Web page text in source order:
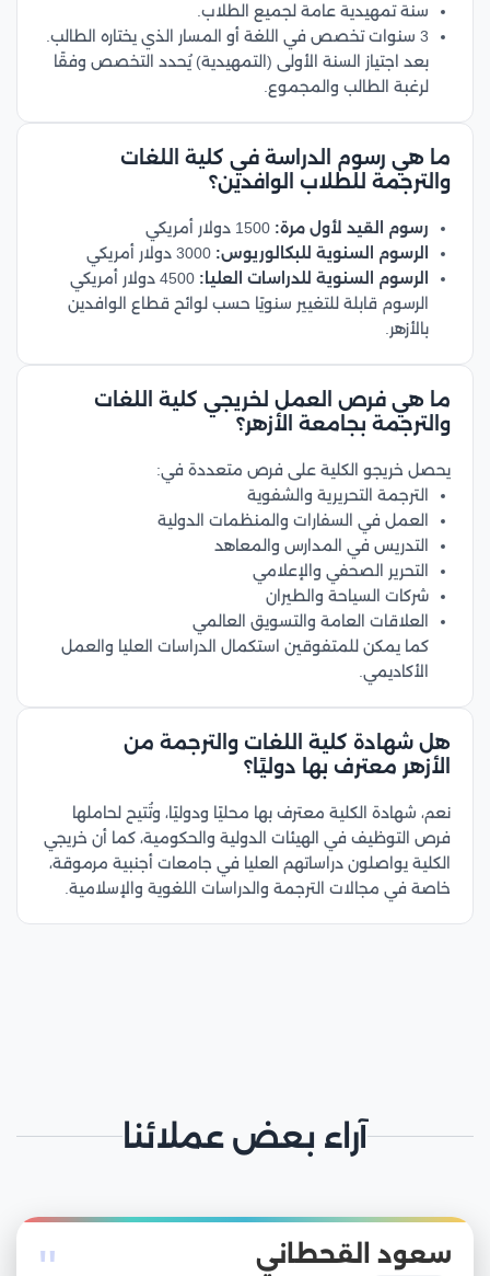
سنة تمهيدية عامة لجميع الطلاب.
3 سنوات تخصص في اللغة أو المسار الذي يختاره الطالب.
بعد اجتياز السنة الأولى (التمهيدية) يُحدد التخصص وفقًا
لرغبة الطالب والمجموع.
ما هي رسوم الدراسة في كلية اللغات
والترجمة للطلاب الوافدين؟
رسوم القيد لأول مرة:
الرسوم السنوية للبكالوريوس:
الرسوم السنوية للدراسات العليا:
الرسوم قابلة للتغيير سنويًا حسب لوائح قطاع الوافدين
بالأزهر.
ما هي فرص العمل لخريجي كلية اللغات
والترجمة بجامعة الأزهر؟
يحصل خريجو الكلية على فرص متعددة في:
الترجمة التحريرية والشفوية
العمل في السفارات والمنظمات الدولية
التدريس في المدارس والمعاهد
التحرير الصحفي والإعلامي
شركات السياحة والطيران
العلاقات العامة والتسويق العالمي
كما يمكن للمتفوقين استكمال الدراسات العليا والعمل
الأكاديمي.
هل شهادة كلية اللغات والترجمة من
الأزهر معترف بها دوليًا؟
نعم، شهادة الكلية معترف بها محليًا ودوليًا، وتُتيح لحاملها
فرص التوظيف في الهيئات الدولية والحكومية، كما أن خريجي
الكلية يواصلون دراساتهم العليا في جامعات أجنبية مرموقة،
خاصة في مجالات الترجمة والدراسات اللغوية والإسلامية.
آراء بعض عملائنا
سعود القحطاني